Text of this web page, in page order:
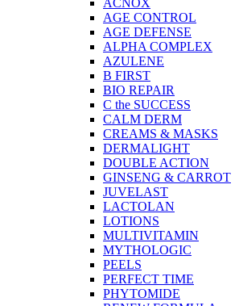
AGE CONTROL
AGE DEFENSE
ALPHA COMPLEX
AZULENE
B FIRST
BIO REPAIR
C the SUCCESS
CALM DERM
CREAMS & MASKS
DERMALIGHT
DOUBLE ACTION
GINSENG & CARROT
JUVELAST
LACTOLAN
LOTIONS
MULTIVITAMIN
MYTHOLOGIC
PEELS
PERFECT TIME
PHYTOMIDE